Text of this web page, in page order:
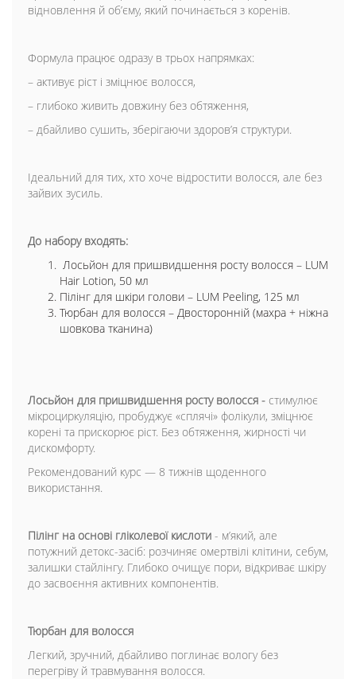
відновлення й обʼєму, який починається з коренів.
Формула працює одразу в трьох напрямках:
– активує ріст і зміцнює волосся,
– глибоко живить довжину без обтяження,
– дбайливо сушить, зберігаючи здоровʼя структури.
Ідеальний для тих, хто хоче відростити волосся, але без
зайвих зусиль.
До набору входять:
Лосьйон для пришвидшення росту волосся – LUM
Hair Lotion, 50 мл
Пілінг для шкіри голови – LUM Peeling, 125 мл
Тюрбан для волосся – Двосторонній (махра + ніжна
шовкова тканина)
Лосьйон для пришвидшення росту волосся - стимулює
мікроциркуляцію, пробуджує «сплячі» фолікули, зміцнює
корені та прискорює ріст. Без обтяження, жирності чи
дискомфорту.
Рекомендований курс — 8 тижнів щоденного
використання.
Пілінг на основі гліколевої кислоти - мʼякий, але
потужний детокс-засіб: розчиняє омертвілі клітини, себум,
залишки стайлінгу. Глибоко очищує пори, відкриває шкіру
до засвоєння активних компонентів.
Тюрбан для волосся
Легкий, зручний, дбайливо поглинає вологу без
перегріву й травмування волосся.